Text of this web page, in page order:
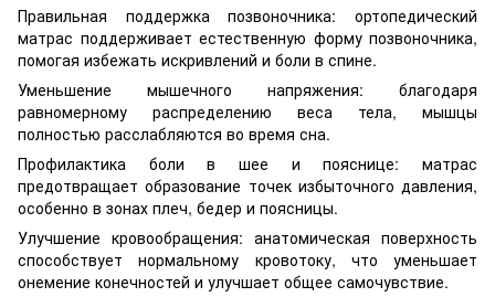
Правильная поддержка позвоночника: ортопедический
матрас поддерживает естественную форму позвоночника,
помогая избежать искривлений и боли в спине.
Уменьшение мышечного напряжения: благодаря
равномерному распределению веса тела, мышцы
полностью расслабляются во время сна.
Профилактика боли в шее и пояснице: матрас
предотвращает образование точек избыточного давления,
особенно в зонах плеч, бедер и поясницы.
Улучшение кровообращения: анатомическая поверхность
способствует нормальному кровотоку, что уменьшает
онемение конечностей и улучшает общее самочувствие.